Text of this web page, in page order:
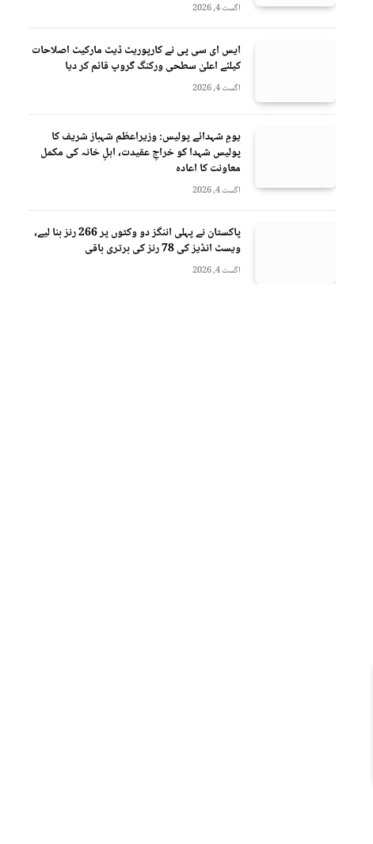
اگست 4, 2026
ایس ای سی پی نے کارپوریٹ ڈیٹ مارکیٹ اصلاحات
کیلئے اعلیٰ سطحی ورکنگ گروپ قائم کر دیا
اگست 4, 2026
یومِ شہدائے پولیس: وزیراعظم شہباز شریف کا
پولیس شہدا کو خراجِ عقیدت، اہلِ خانہ کی مکمل
معاونت کا اعادہ
اگست 4, 2026
پاکستان نے پہلی اننگز دو وکٹوں پر 266 رنز بنا لیے،
ویسٹ انڈیز کی 78 رنز کی برتری باقی
اگست 4, 2026